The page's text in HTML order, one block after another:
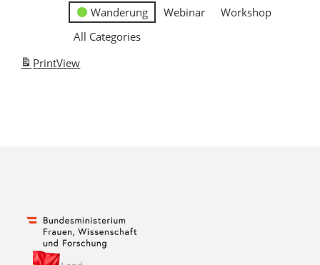
Wanderung
Webinar
Workshop
All Categories
PrintView